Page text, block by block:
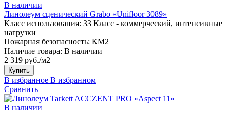
В наличии
Линолеум сценический Grabo «Unifloor 3089»
Класс использования: 33 Класс - коммерческий, интенсивные
нагрузки
Пожарная безопасность: КМ2
Наличие товара: В наличии
2 319 руб./м2
Купить
В избранное В избранном
Сравнить
В наличии